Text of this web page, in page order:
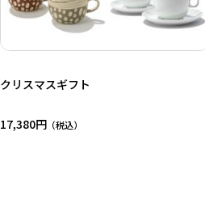
クリスマスギフト
17,380円